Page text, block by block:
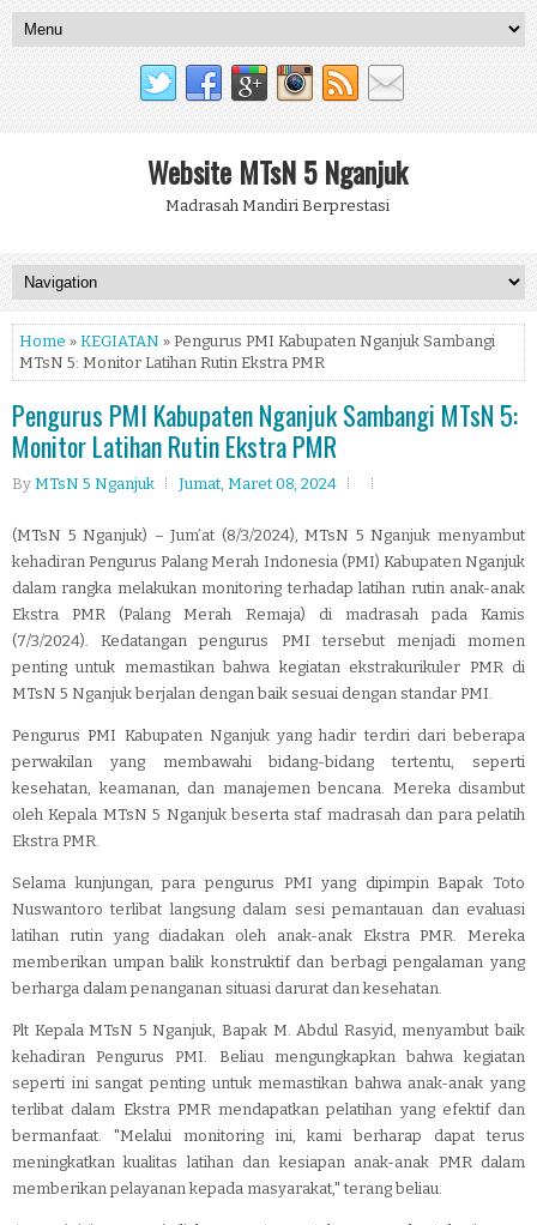
Website MTsN 5 Nganjuk
Madrasah Mandiri Berprestasi
Home » KEGIATAN » Pengurus PMI Kabupaten Nganjuk Sambangi
MTsN 5: Monitor Latihan Rutin Ekstra PMR
Pengurus PMI Kabupaten Nganjuk Sambangi MTsN 5:
Monitor Latihan Rutin Ekstra PMR
By MTsN 5 Nganjuk Jumat, Maret 08, 2024
(MTsN 5 Nganjuk) – Jum’at (8/3/2024), MTsN 5 Nganjuk menyambut
kehadiran Pengurus Palang Merah Indonesia (PMI) Kabupaten Nganjuk
dalam rangka melakukan monitoring terhadap latihan rutin anak-anak
Ekstra PMR (Palang Merah Remaja) di madrasah pada Kamis
(7/3/2024). Kedatangan pengurus PMI tersebut menjadi momen
penting untuk memastikan bahwa kegiatan ekstrakurikuler PMR di
MTsN 5 Nganjuk berjalan dengan baik sesuai dengan standar PMI.
Pengurus PMI Kabupaten Nganjuk yang hadir terdiri dari beberapa
perwakilan yang membawahi bidang-bidang tertentu, seperti
kesehatan, keamanan, dan manajemen bencana. Mereka disambut
oleh Kepala MTsN 5 Nganjuk beserta staf madrasah dan para pelatih
Ekstra PMR.
Selama kunjungan, para pengurus PMI yang dipimpin Bapak Toto
Nuswantoro terlibat langsung dalam sesi pemantauan dan evaluasi
latihan rutin yang diadakan oleh anak-anak Ekstra PMR. Mereka
memberikan umpan balik konstruktif dan berbagi pengalaman yang
berharga dalam penanganan situasi darurat dan kesehatan.
Plt Kepala MTsN 5 Nganjuk, Bapak M. Abdul Rasyid, menyambut baik
kehadiran Pengurus PMI. Beliau mengungkapkan bahwa kegiatan
seperti ini sangat penting untuk memastikan bahwa anak-anak yang
terlibat dalam Ekstra PMR mendapatkan pelatihan yang efektif dan
bermanfaat. "Melalui monitoring ini, kami berharap dapat terus
meningkatkan kualitas latihan dan kesiapan anak-anak PMR dalam
memberikan pelayanan kepada masyarakat," terang beliau.